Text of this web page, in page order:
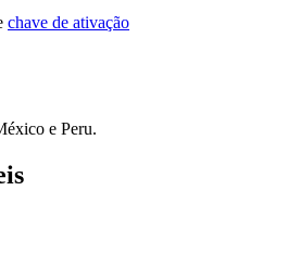
chave de ativação
e Peru.